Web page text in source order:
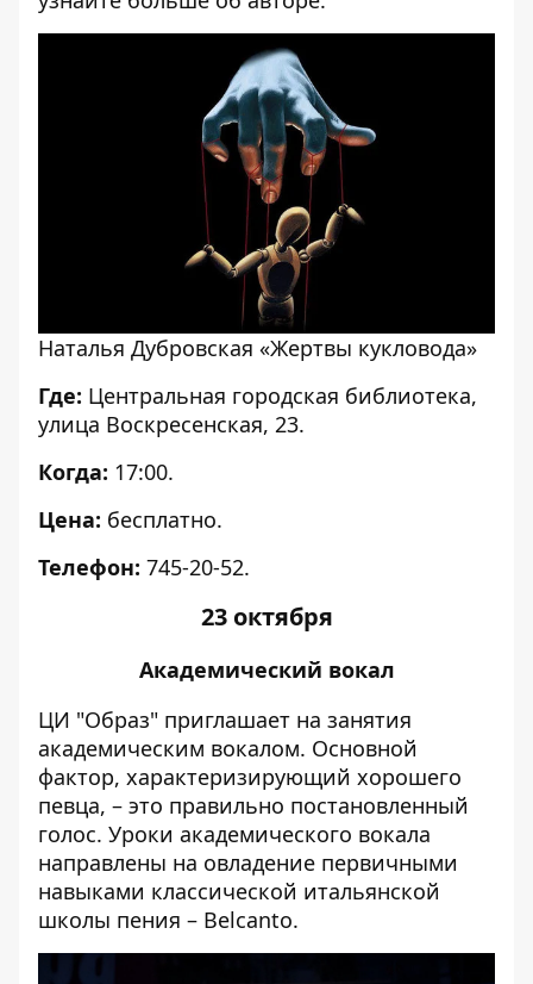
Наталья Дубровская «Жертвы кукловода»
Где: Центральная городская библиотека,
улица Воскресенская, 23.
Когда: 17:00.
Цена: бесплатно.
Телефон: 745-20-52.
23 октября
Академический вокал
ЦИ "Образ" приглашает на занятия
академическим вокалом. Основной
фактор, характеризирующий хорошего
певца, – это правильно постановленный
голос. Уроки академического вокала
направлены на овладение первичными
навыками классической итальянской
школы пения – Belcanto.